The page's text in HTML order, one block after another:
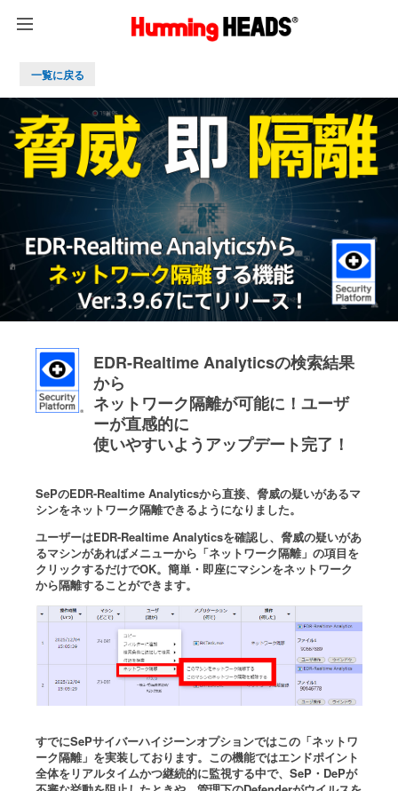
一覧に戻る
EDR-Realtime Analyticsの検索結果
から
ネットワーク隔離が可能に！ユーザ
ーが直感的に
使いやすいようアップデート完了！
SePのEDR-Realtime Analyticsから直接、脅威の疑いがあるマ
シンをネットワーク隔離できるようになりました。
ユーザーはEDR-Realtime Analyticsを確認し、脅威の疑いがあ
るマシンがあればメニューから「ネットワーク隔離」の項目を
クリックするだけでOK。簡単・即座にマシンをネットワーク
から隔離することができます。
すでにSePサイバーハイジーンオプションではこの「ネットワ
ーク隔離」を実装しております。この機能ではエンドポイント
全体をリアルタイムかつ継続的に監視する中で、SeP・DePが